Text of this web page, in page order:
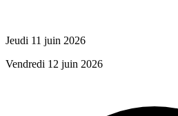
Jeudi 11 juin 2026
Vendredi 12 juin 2026